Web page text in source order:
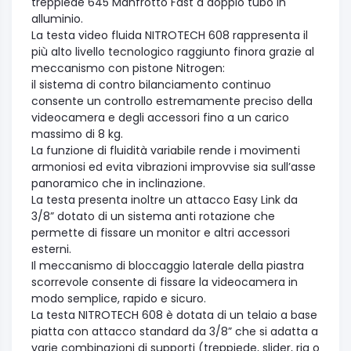
alluminio.
La testa video fluida NITROTECH 608 rappresenta il
più alto livello tecnologico raggiunto finora grazie al
meccanismo con pistone Nitrogen:
il sistema di contro bilanciamento continuo
consente un controllo estremamente preciso della
videocamera e degli accessori fino a un carico
massimo di 8 kg.
La funzione di fluidità variabile rende i movimenti
armoniosi ed evita vibrazioni improvvise sia sull’asse
panoramico che in inclinazione.
La testa presenta inoltre un attacco Easy Link da
3/8” dotato di un sistema anti rotazione che
permette di fissare un monitor e altri accessori
esterni.
Il meccanismo di bloccaggio laterale della piastra
scorrevole consente di fissare la videocamera in
modo semplice, rapido e sicuro.
La testa NITROTECH 608 è dotata di un telaio a base
piatta con attacco standard da 3/8” che si adatta a